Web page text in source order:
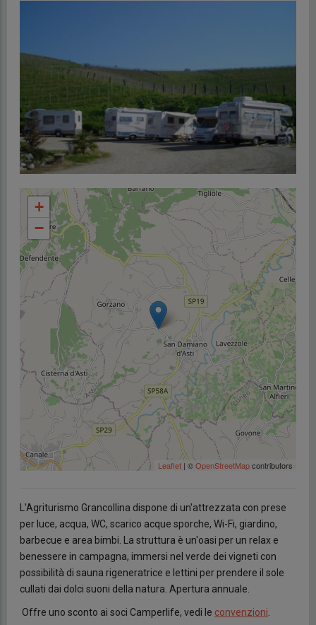
+
−
Leaflet | ©OpenStreetMapcontributors
L'Agriturismo Grancollina dispone di un'attrezzata con prese
per luce, acqua, WC, scarico acque sporche, Wi-Fi, giardino,
barbecue e area bimbi. La struttura è un'oasi per un relax e
benessere in campagna, immersi nel verde dei vigneti con
possibilità di sauna rigeneratrice e lettini per prendere il sole
cullati dai dolci suoni della natura. Apertura annuale.
Offre uno sconto ai soci Camperlife, vedi le convenzioni.